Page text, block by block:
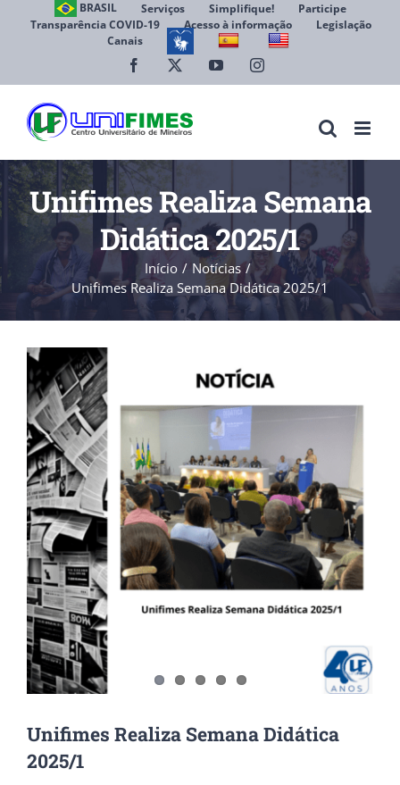
BRASIL Serviços Simplifique!
Participe
Transparência COVID-19
Acesso à informação
Legislação
Canais
Facebook YouTubeInstagram
Unifimes Realiza Semana
Didática 2025/1
Início
Notícias
Unifimes Realiza Semana Didática 2025/1
View
Larger
Image
Unifimes Realiza Semana Didática
2025/1